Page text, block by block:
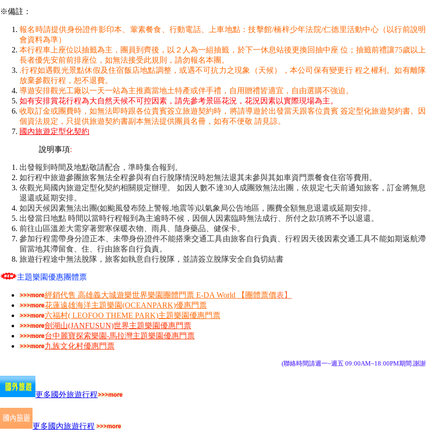
※備註：
報名時請提供身份證件影印本、葷素餐食、行動電話、上車地點：技擊館/楠梓少年法院/仁德里活動中心（以行前說明
會資料為準）
本行程車上座位以抽籤為主，團員到齊後，以２人為一組抽籤，於下一休息站後更換回抽中座 位；抽籤前禮讓75歲以上
長者優先安前前排座位，如無法接受此規則，請勿報名本團。
.行程如遇觀光景點休假及住宿飯店地點調整，或遇不可抗力之現象（天候），本公司保有變更行 程之權利。如有離隊
放棄參觀行程，恕不退費。
導遊安排觀光工廠以一天一站為主推薦當地土特產或伴手禮，自用贈禮皆適宜，自由選購不強迫。
如有安排賞花行程為大自然天候不可控因素，請先參考景區花況，花況因素以實際現場為主。
收取訂金或團費時，如無法即時跟各位貴賓簽立旅遊契約時，將請導遊於出發當天跟客位貴賓 簽定型化旅遊契約書。因
個資法規定，只提供旅遊契約書副本無法提供團員名冊，如有不便敬 請見諒。
國內旅遊定型化契約
說明事項:
出發報到時間及地點敬請配合，準時集合報到。
如行程中旅遊參團旅客無法全程參與有自行脫隊情況時恕無法退其未參與其如車資門票餐食住宿等費用。
依觀光局國內旅遊定型化契約相關規定辦理。
如因人數不達30人成團致無法出團，依規定七天前通知旅客，訂金將無息
退還或延期安排。
如因天候因素無法出團(如颱風發布陸上警報.地震等)以氣象局公告地區，團費全額無息退還或延期安排。
出發當日地點 時間以當時行程報到為主逾時不候，因個人因素臨時無法成行、所付之款項將不予以退還。
前往山區溫差大需穿著禦寒保暖衣物、雨具、隨身藥品、健保卡。
參加行程需帶身分證正本、未帶身份證件不能搭乘交通工具由旅客自行負責、行程因天後因素交通工具不能如期返航滯
留當地其滯留食、住、行由旅客自行負責。
旅遊行程途中無法脫隊，旅客如執意自行脫隊，並請簽立脫隊安全自負切結書
主題樂園優惠團體票
經銷代售 高雄義大城遊樂世界樂園團體門票 E-DA World 【團體票價表 】
花蓮遠雄海洋主題樂園(OCEANPARK)優惠門票
六福村( LEOFOO THEME PARK)主題樂園優惠門票
劍湖山(JANFUSUN)世界主題樂園優惠門票
台中麗寶探索樂園-馬拉灣主題樂園優惠門票
九族文化村優惠門票
(聯絡時間請週一~週五 09:00AM~18:00PM期間.謝謝
更多國外旅遊行程
更多國內旅遊行程